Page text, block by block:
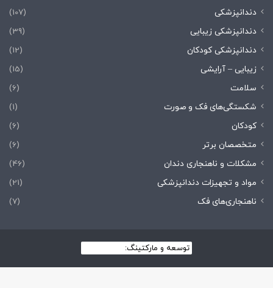
دندانپزشکی
(107)
دندانپزشکی زیبایی
(39)
دندانپزشکی کودکان
(12)
زیبایی – آرایشی
(15)
سلامت
(6)
شکستگی‌های فک و صورت
(1)
کودکان
(6)
متخصصان برتر
(6)
مشکلات و ناهنجاری دندان
(46)
مواد و تجهیزات دندانپزشکی
(21)
ناهنجاری‌های فک
(7)
توسعه و مارکتینگ: